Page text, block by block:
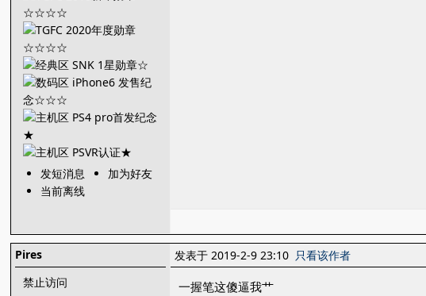
发短消息
加为好友
当前离线
Pires
禁止访问
发表于 2019-2-9 23:10 只看该作者
一握笔这傻逼我艹